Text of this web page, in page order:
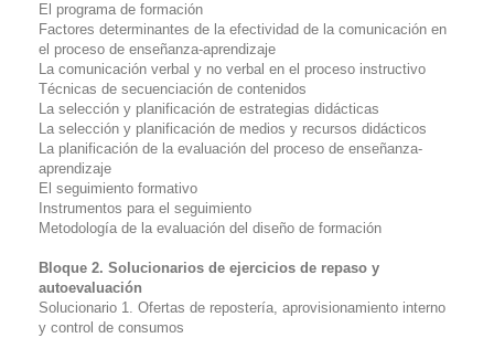
El programa de formación
Factores determinantes de la efectividad de la comunicación en
el proceso de enseñanza-aprendizaje
La comunicación verbal y no verbal en el proceso instructivo
Técnicas de secuenciación de contenidos
La selección y planificación de estrategias didácticas
La selección y planificación de medios y recursos didácticos
La planificación de la evaluación del proceso de enseñanza-
aprendizaje
El seguimiento formativo
Instrumentos para el seguimiento
Metodología de la evaluación del diseño de formación
Bloque 2. Solucionarios de ejercicios de repaso y
autoevaluación
Solucionario 1. Ofertas de repostería, aprovisionamiento interno
y control de consumos